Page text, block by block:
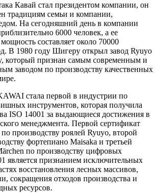
Кавай стал президентом компании, он
традициям семьи и компании,
На сегодняшний день в компании
6000 человек, а ее
составляет около 70000
В 1980 году Шигеру открыл завод Ryuyo
который признан самым современным и
заводом по производству качественных
стала первой в индустрии по
инструментов, которая получила
ISO 14001 за выдающиеся достижения в
менеджмента. Первой сертификат
производству роялей Ryuyo, второй
фортепиано Maisaka и третьей
по производству цифровых
является признанием исключительных
восстановления лесных массивов,
сокращения отходов производства и
ресурсов.